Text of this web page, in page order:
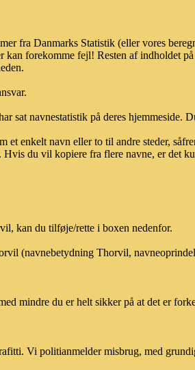
fra Danmarks Statistik (eller vores
forekomme fejl! Resten af indholdet
sat navnestatistik på deres hjemmeside.
et enkelt navn eller to til andre steder,
du vil kopiere fra flere navne, er det
kan du tilføje/rette i boxen nedenfor.
(navnebetydning Thorvil,
mindre du er helt sikker på at det er
Vi politianmelder misbrug, med